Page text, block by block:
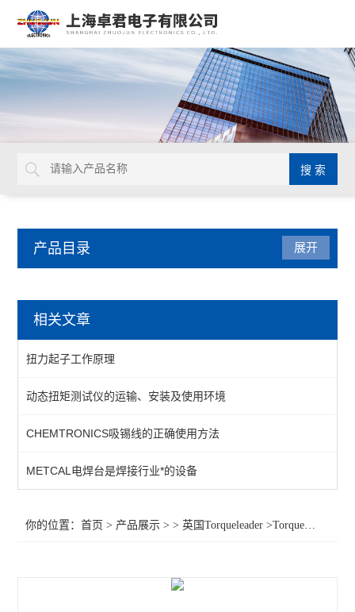
产品目录
扭矩螺丝刀
扭力扳手
英国扭力螺丝刀
查看全部 >>
展开
相关文章
扭力起子工作原理
动态扭矩测试仪的运输、安装及使用环境
CHEMTRONICS吸锡线的正确使用方法
METCAL电焊台是焊接行业*的设备
你的位置：首页 > 产品展示 > >英国Torqueleader >Torqueleader扭力起子015085 015089 015080